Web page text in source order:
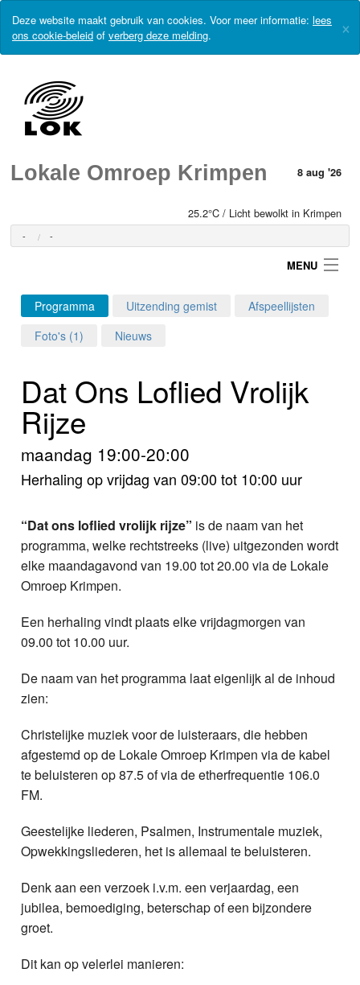
Deze website maakt gebruik van cookies. Voor meer informatie: lees
ons cookie-beleid of verberg deze melding. ×
Lokale Omroep Krimpen 8 aug '26
25.2°C / Licht bewolkt in Krimpen
- -
MENU
Login
Programma's
Nieuws
Foto's
Video
Webcam
Programma Uitzending gemist
Afspeellijsten
Foto's (1)
Nieuws
Dat Ons Loflied Vrolijk
Rijze
maandag 19:00-20:00
Herhaling op vrijdag van 09:00 tot 10:00 uur
“Dat ons loflied vrolijk rijze” is de naam van het
programma, welke rechtstreeks (live) uitgezonden wordt
elke maandagavond van 19.00 tot 20.00 via de Lokale
Omroep Krimpen.
Een herhaling vindt plaats elke vrijdagmorgen van
09.00 tot 10.00 uur.
De naam van het programma laat eigenlijk al de inhoud
zien:
Christelijke muziek voor de luisteraars, die hebben
afgestemd op de Lokale Omroep Krimpen via de kabel
te beluisteren op 87.5 of via de etherfrequentie 106.0
FM.
Geestelijke liederen, Psalmen, Instrumentale muziek,
Opwekkingsliederen, het is allemaal te beluisteren.
Denk aan een verzoek i.v.m. een verjaardag, een
jubilea, bemoediging, beterschap of een bijzondere
groet.
Dit kan op velerlei manieren: